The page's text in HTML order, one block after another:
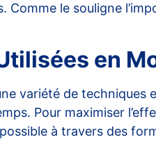
Comme le souligne
en
variété de techniques
Pour maximiser
à travers des